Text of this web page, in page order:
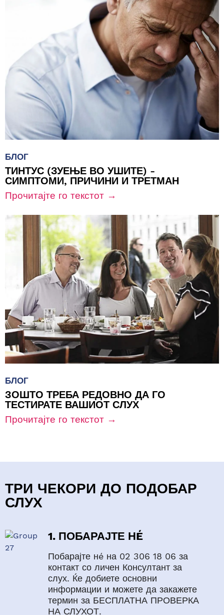
БЛОГ
ТИНТУС (ЗУЕЊЕ ВО УШИТЕ) -
СИМПТОМИ, ПРИЧИНИ И ТРЕТМАН
Прочитајте го текстот →
БЛОГ
ЗОШТО ТРЕБА РЕДОВНО ДА ГО
ТЕСТИРАТЕ ВАШИОТ СЛУХ
Прочитајте го текстот →
ТРИ ЧЕКОРИ ДО ПОДОБАР
СЛУХ
1. ПОБАРАЈТЕ НÉ
Побарајте нé на 02 306 18 06 за
контакт со личен Консултант за
слух. Ќе добиете основни
информации и можете да закажете
термин за БЕСПЛАТНА ПРОВЕРКА
НА СЛУХОТ.